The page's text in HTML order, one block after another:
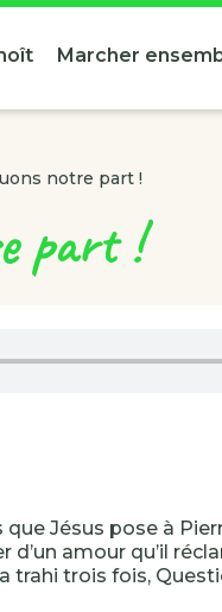
Marcher
notre part !
part !
Jésus pose à
d’un amour qu’il
trahi trois fois,